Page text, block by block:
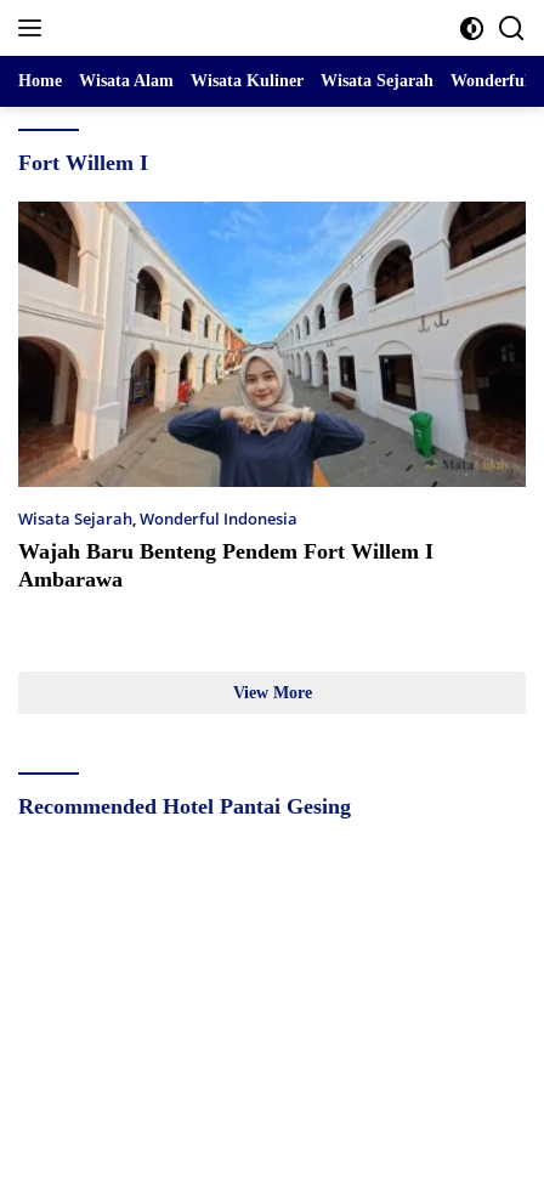
Home Wisata Alam Wisata Kuliner Wisata Sejarah Wonderful
Fort Willem I
Wisata Sejarah,Wonderful Indonesia
Wajah Baru Benteng Pendem Fort Willem I
Ambarawa
View More
Recommended Hotel Pantai Gesing